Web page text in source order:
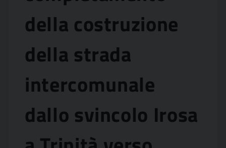
della costruzione
della strada
intercomunale
dallo svincolo Irosa